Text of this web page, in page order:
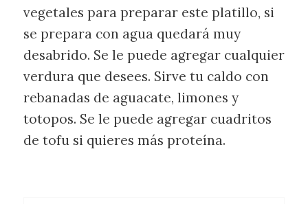
vegetales para preparar este platillo, si
se prepara con agua quedará muy
desabrido. Se le puede agregar cualquier
verdura que desees. Sirve tu caldo con
rebanadas de aguacate, limones y
totopos. Se le puede agregar cuadritos
de tofu si quieres más proteína.